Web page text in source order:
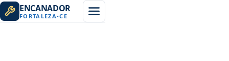
ENCANADOR
FORTALEZA-CE